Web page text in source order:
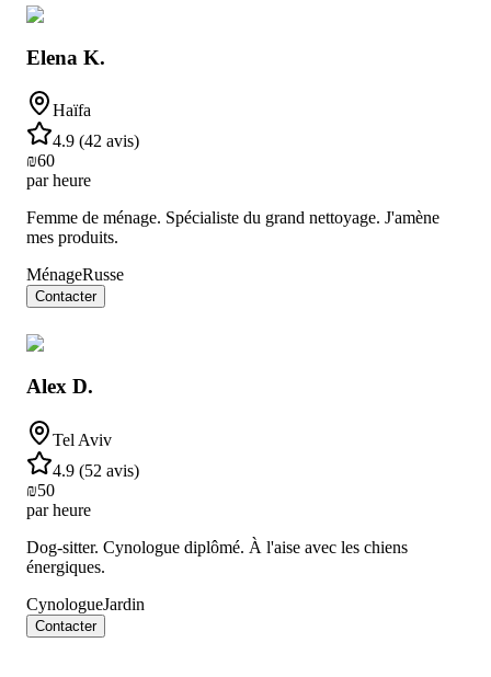
Elena K.
Haïfa
4.9 (42 avis)
₪60
par heure
Femme de ménage. Spécialiste du grand nettoyage. J'amène
mes produits.
MénageRusse
Contacter
Alex D.
Tel Aviv
4.9 (52 avis)
₪50
par heure
Dog-sitter. Cynologue diplômé. À l'aise avec les chiens
énergiques.
CynologueJardin
Contacter